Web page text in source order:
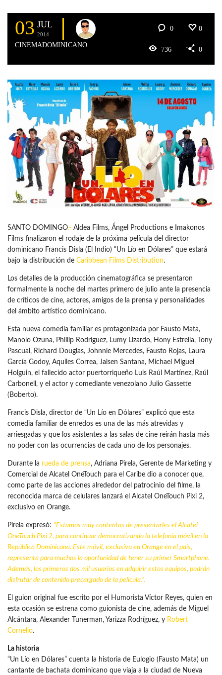
03 JUL
2014
CINEMADOMINICANO
0 0
736 0
SANTO DOMINGO.- Aldea Films, Ángel Productions e Imakonos
Films finalizaron el rodaje de la próxima película del director
dominicano Francis Disla (El Indio) “Un Lío en Dólares” que estará
bajo la distribución de Caribbean Films Distribution.
Los detalles de la producción cinematográfica se presentaron
formalmente la noche del martes primero de julio ante la presencia
de críticos de cine, actores, amigos de la prensa y personalidades
del ámbito artístico dominicano.
Esta nueva comedia familiar es protagonizada por Fausto Mata,
Manolo Ozuna, Phillip Rodríguez, Lumy Lizardo, Hony Estrella, Tony
Pascual, Richard Douglas, Johnnie Mercedes, Fausto Rojas, Laura
García Godoy, Aquiles Correa, Jalsen Santana, Michael Miguel
Holguin, el fallecido actor puertorriqueño Luis Raúl Martínez, Raúl
Carbonell, y el actor y comediante venezolano Julio Gassette
(Boberto).
Francis Disla, director de “Un Lío en Dólares” explicó que esta
comedia familiar de enredos es una de las más atrevidas y
arriesgadas y que los asistentes a las salas de cine reirán hasta más
no poder con las ocurrencias de cada uno de los personajes.
Durante la rueda de prensa, Adriana Pirela, Gerente de Marketing y
Comercial de Alcatel OneTouch para el Caribe dio a conocer que,
como parte de las acciones alrededor del patrocinio del filme, la
reconocida marca de celulares lanzará el Alcatel OneTouch Pixi 2,
exclusivo en Orange.
Pirela expresó: “Estamos muy contentos de presentarles elAlcatel
OneTouch Pixi 2, para continuar democratizando la telefonía móvil en la
República Dominicana. Este móvil, exclusivo en Orange en el país,
representa para muchos la oportunidad de tener su primer Smartphone.
Además, los primeros dos mil usuarios en adquirir estos equipos, podrán
disfrutar de contenido precargado de la película.”.
El guion original fue escrito por el Humorista Víctor Reyes, quien en
esta ocasión se estrena como guionista de cine, además de Miguel
Alcántara, Alexander Tunerman, Yarizza Rodríguez, y Robert
Cornelio.
La historia
“Un Lío en Dólares” cuenta la historia de Eulogio (Fausto Mata) un
cantante de bachata dominicano que viaja a la ciudad de Nueva